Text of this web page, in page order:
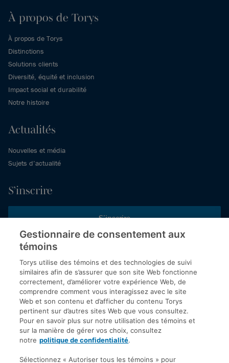
À propos de Torys
À propos de Torys
Distinctions
Solutions clients
Diversité, équité et inclusion
Impact social et durabilité
Notre histoire
Actualités
Nouvelles et média
Sujets d’actualité
S’inscrire
S’inscrire
Inscrivez-vous aux publications de Torys pour recevoir nos derniers
commentaires, notre calendrier de webinaires et d’événements et
plus encore.
© 2026 Société d'avocats Torys S.E.N.C.R.L. Tous droits
réservés.
Politique de protection des renseignements personnels
Droit d’auteur
Avis de non-responsabilité
Gestionnaire de consentement aux
témoins
Torys utilise des témoins et des technologies de suivi
similaires afin de s’assurer que son site Web fonctionne
correctement, d’améliorer votre expérience Web, de
comprendre comment vous interagissez avec le site
Web et son contenu et d’afficher du contenu Torys
pertinent sur d’autres sites Web que vous consultez.
Pour en savoir plus sur notre utilisation des témoins et
sur la manière de gérer vos choix, consultez
notre politique de confidentialité.
Sélectionnez « Autoriser tous les témoins » pour